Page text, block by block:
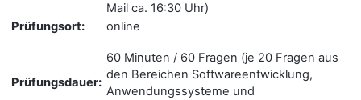
Mail ca. 16:30 Uhr)
Prüfungsort:
online
Prüfungsdauer:
60 Minuten / 60 Fragen (je 20 Fragen aus
den Bereichen Softwareentwicklung,
Anwendungssysteme und